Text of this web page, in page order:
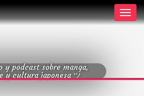
y podcast sobre manga,
y cultura japonesa ツ